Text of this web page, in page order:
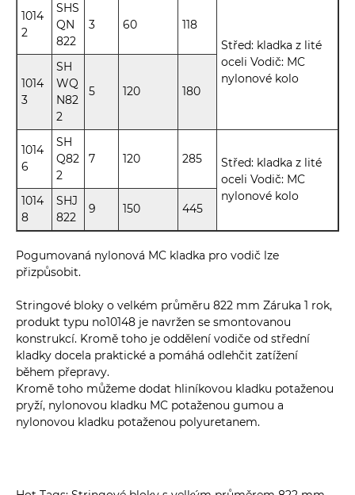
1014
2
SHS
QN
822
3 60
118
Střed: kladka z lité
oceli Vodič: MC
nylonové kolo
1014
3
SH
WQ
N82
2
5 120 180
1014
6
SH
Q82
2
7 120 285
Střed: kladka z lité
oceli Vodič: MC
nylonové kolo
1014
8
SHJ
822
9 150 445
Pogumovaná nylonová MC kladka pro vodič lze
přizpůsobit.
Stringové bloky o velkém průměru 822 mm Záruka 1 rok,
produkt typu no10148 je navržen se smontovanou
konstrukcí. Kromě toho je oddělení vodiče od střední
kladky docela praktické a pomáhá odlehčit zatížení
během přepravy.
Kromě toho můžeme dodat hliníkovou kladku potaženou
pryží, nylonovou kladku MC potaženou gumou a
nylonovou kladku potaženou polyuretanem.